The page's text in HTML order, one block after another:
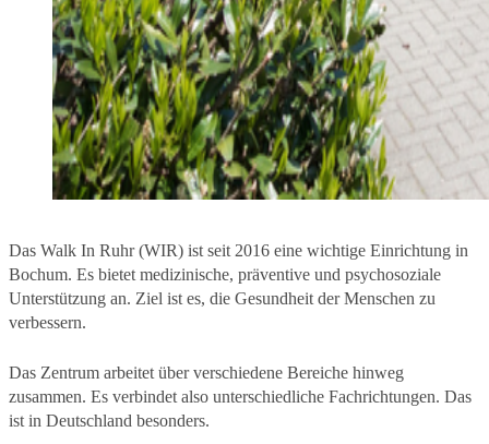
Das Walk In Ruhr (WIR) ist seit 2016 eine wichtige Einrichtung in
Bochum. Es bietet medizinische, präventive und psychosoziale
Unterstützung an. Ziel ist es, die Gesundheit der Menschen zu
verbessern.
Das Zentrum arbeitet über verschiedene Bereiche hinweg
zusammen. Es verbindet also unterschiedliche Fachrichtungen. Das
ist in Deutschland besonders.